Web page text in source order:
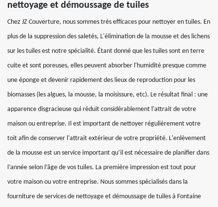
nettoyage et démoussage de tuiles
Chez JZ Couverture, nous sommes très efficaces pour nettoyer en tuiles. En
plus de la suppression des saletés, L'élimination de la mousse et des lichens
sur les tuiles est notre spécialité. Étant donné que les tuiles sont en terre
cuite et sont poreuses, elles peuvent absorber l'humidité presque comme
une éponge et devenir rapidement des lieux de reproduction pour les
biomasses (les algues, la mousse, la moisissure, etc). Le résultat final : une
apparence disgracieuse qui réduit considérablement l'attrait de votre
maison ou entreprise. Il est important de nettoyer régulièrement votre
toit afin de conserver l'attrait extérieur de votre propriété. L'enlèvement
de la mousse est un service important qu’il est nécessaire de planifier dans
l’année selon l’âge de vos tuiles. La première impression est tout pour
votre maison ou votre entreprise. Nous sommes spécialisés dans la
fourniture de services de nettoyage et démoussage de tuiles à Fontaine